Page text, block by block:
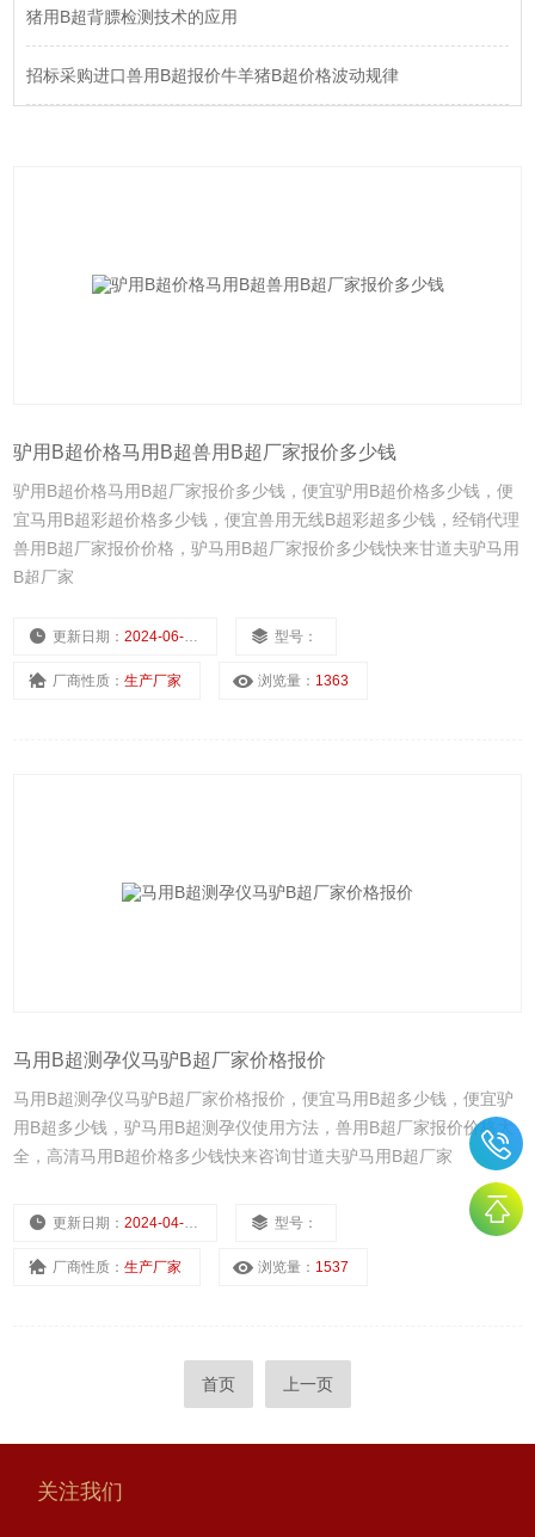
猪用B超背膘检测技术的应用
招标采购进口兽用B超报价牛羊猪B超价格波动规律
驴用B超价格马用B超兽用B超厂家报价多少钱
驴用B超价格马用B超厂家报价多少钱，便宜驴用B超价格多少钱，便
宜马用B超彩超价格多少钱，便宜兽用无线B超彩超多少钱，经销代理
兽用B超厂家报价价格，驴马用B超厂家报价多少钱快来甘道夫驴马用
B超厂家
更新日期：2024-06-17 型号：
厂商性质：生产厂家 浏览量： 1363
马用B超测孕仪马驴B超厂家价格报价
马用B超测孕仪马驴B超厂家价格报价，便宜马用B超多少钱，便宜驴
用B超多少钱，驴马用B超测孕仪使用方法，兽用B超厂家报价价格大
全，高清马用B超价格多少钱快来咨询甘道夫驴马用B超厂家
更新日期：2024-04-08 型号：
厂商性质：生产厂家 浏览量： 1537
首页 上一页
关注我们